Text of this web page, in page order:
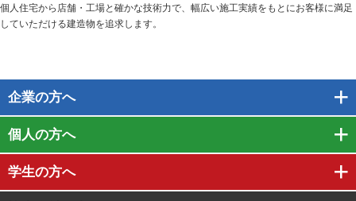
個人住宅から店舗・工場と確かな技術力で、幅広い施工実績をもとにお客様に満足
していただける建造物を追求します。
企業の方へ
個人の方へ
学生の方へ